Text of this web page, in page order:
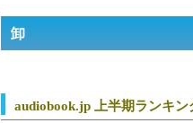
卸
audiobook.jp 上半期ランキ